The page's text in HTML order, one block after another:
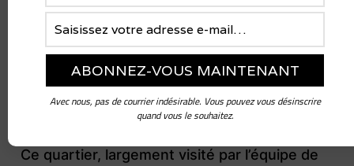
claquent. Une pétition a également été mise
en ligne ; à ce jour, plus d’un millier de
signatures obtenues. Ce « tintamarre
médiatique » a permis de renouer le dialogue
et de trouver des solutions acceptables, bien
que malheureusement transitoires…
Ce quartier, largement visité par l’équipe de
Avec nous, pas de courrier indésirable. Vous pouvez vous désinscrire
quand vous le souhaitez.